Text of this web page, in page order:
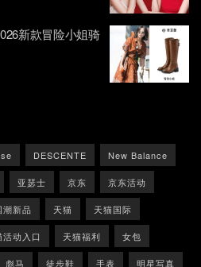
新款冒险小姐骑
DESCENTE New Balance
亚瑟士 京东 京东活动
潮新品 天猫 天猫国际
活动入口 天猫福利 女包
彪马 徒步鞋 手表 明星写真